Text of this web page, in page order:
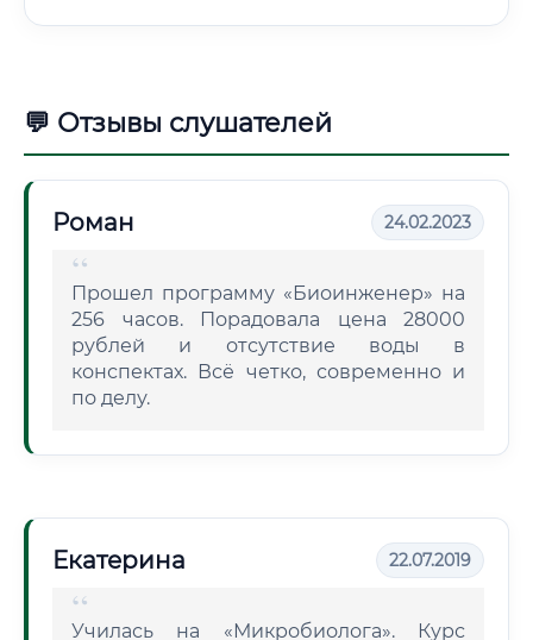
💬 Отзывы слушателей
Роман 24.02.2023
Прошел программу «Биоинженер» на
256 часов. Порадовала цена 28000
рублей и отсутствие воды в
конспектах. Всё четко, современно и
по делу.
Екатерина 22.07.2019
Училась на «Микробиолога». Курс